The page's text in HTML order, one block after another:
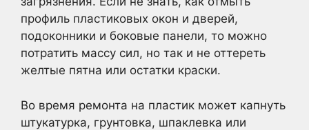
профиль пластиковых окон и дверей,
подоконники и боковые панели, то можно
потратить массу сил, но так и не оттереть
желтые пятна или остатки краски.
Во время ремонта на пластик может капнуть
штукатурка, грунтовка, шпаклевка или